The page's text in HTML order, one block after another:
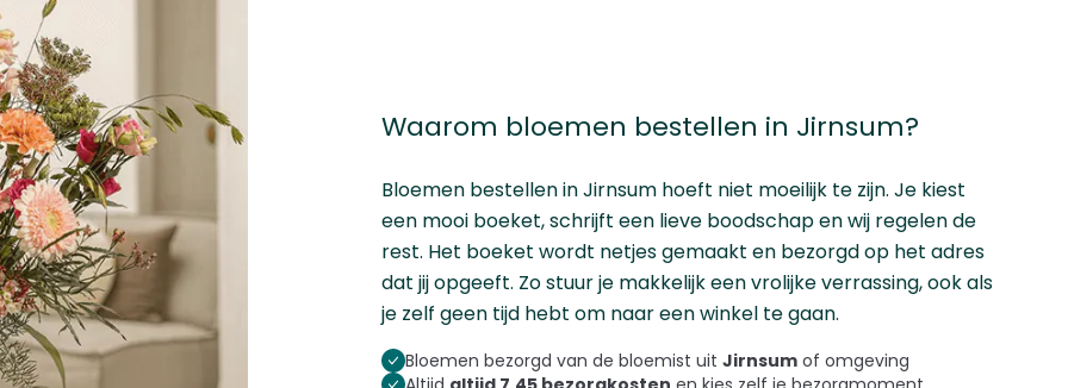
Waarom bloemen bestellen in Jirnsum?
Bloemen bestellenin Jirnsum hoeft niet moeilijk te zijn. Je kiest
een mooi boeket, schrijft een lieve boodschap en wij regelen de
rest. Het boeket wordt netjes gemaakt en bezorgd op het adres
dat jij opgeeft. Zo stuur je makkelijk een vrolijke verrassing, ook als
je zelf geen tijd hebt om naar een winkel te gaan.
Bloemen bezorgd van de bloemist uit Jirnsum of omgeving